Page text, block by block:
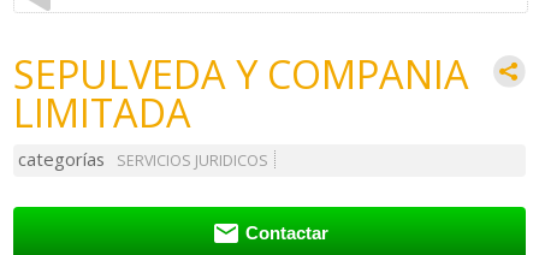
SEPULVEDA Y COMPANIA
LIMITADA
categorías SERVICIOS JURIDICOS
 Contactar